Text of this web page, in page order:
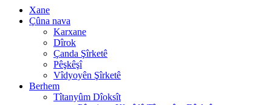
Xane
Çûna nava
Karxane
Dîrok
Çanda Şîrketê
Pêşkêşî
Vîdyoyên Şîrketê
Berhem
Tîtanyûm Dîoksît